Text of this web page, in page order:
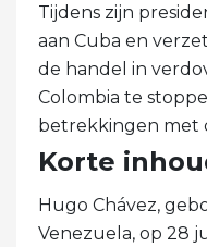
Tijdens zijn
aan Cuba en
de handel in
Colombia te
betrekkingen met
Korte
Hugo Chávez,
Venezuela, op 28